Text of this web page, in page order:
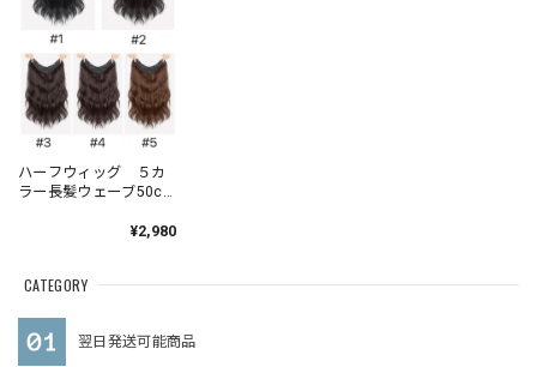
CATEGORY
翌日発送可能商品
ハーフウィッグ ５カ
ラー長髪ウェーブ50cm
¥2,980